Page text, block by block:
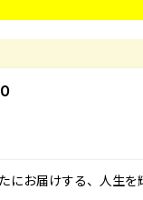
にお届けする、人生を